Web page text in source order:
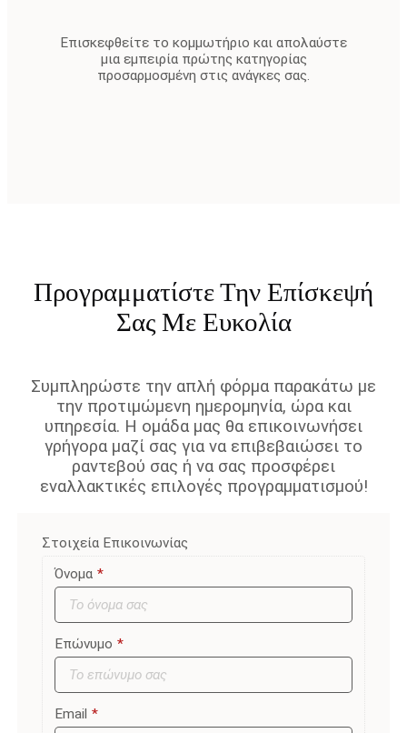
Επισκεφθείτε το κομμωτήριο και απολαύστε
μια εμπειρία πρώτης κατηγορίας
προσαρμοσμένη στις ανάγκες σας.
Προγραμματίστε Την Επίσκεψή
Σας Με Ευκολία
Συμπληρώστε την απλή φόρμα παρακάτω με
την προτιμώμενη ημερομηνία, ώρα και
υπηρεσία. Η ομάδα μας θα επικοινωνήσει
γρήγορα μαζί σας για να επιβεβαιώσει το
ραντεβού σας ή να σας προσφέρει
εναλλακτικές επιλογές προγραμματισμού!
Στοιχεία Επικοινωνίας
Όνομα *
Επώνυμο *
Email *